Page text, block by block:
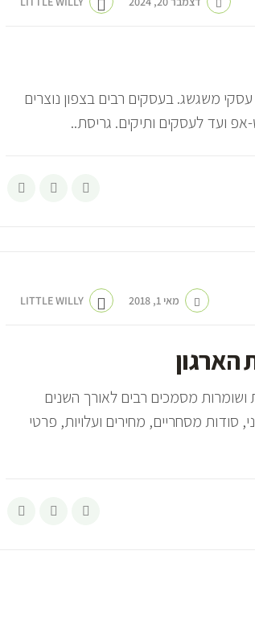
עסקי משגשג. בעסקים רבים בצפון נוצרים
ועד לעסקים ותיקים. גריסת..
הארגון
מאי 1, 2018 LITTLE WILLY
מסמכים רבים לאורך השנים
מסחריים, מחירים ועלויות, פרטי